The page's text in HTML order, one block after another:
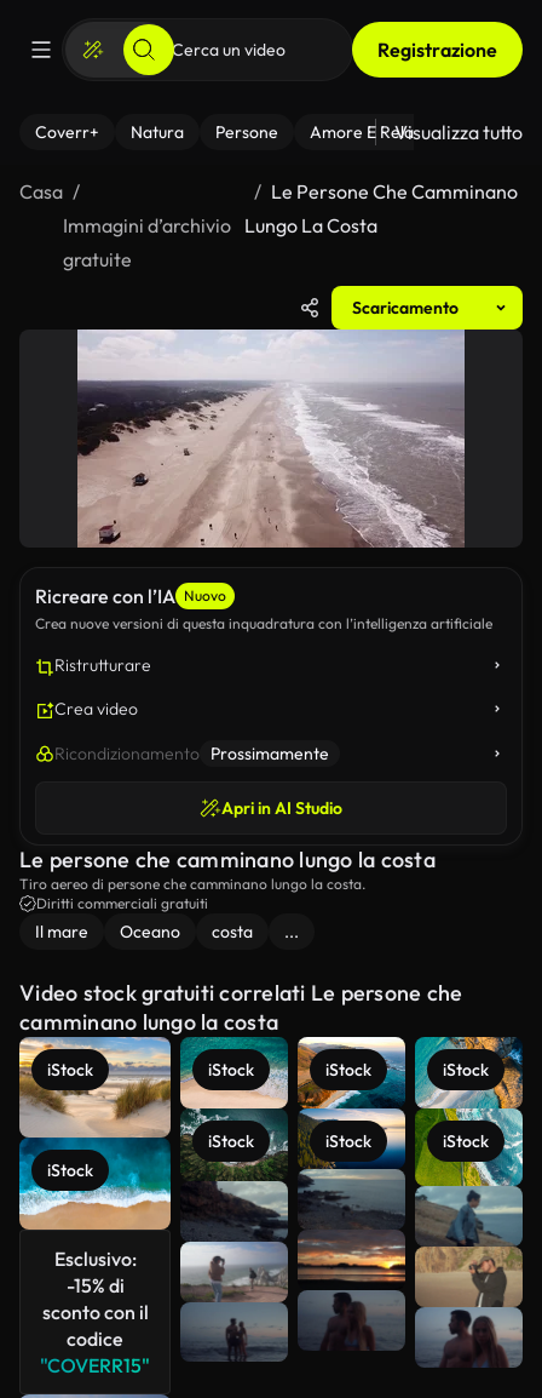
Registrazione
Coverr+ Natura Persone Amore E Relazioni Il
Visualizza tutto
Casa
Immagini d’archivio
gratuite
Le Persone Che Camminano
Lungo La Costa
Scaricamento
Ricreare con l’IA Nuovo
Crea nuove versioni di questa inquadratura con l’intelligenza artificiale
Ristrutturare
Crea video
Ricondizionamento Prossimamente
Apri in AI Studio
Le persone che camminano lungo la costa
Tiro aereo di persone che camminano lungo la costa.
Diritti commerciali gratuiti
Il mare Oceano costa ...
Video stock gratuiti correlati Le persone che
camminano lungo la costa
iStock
iStock
Esclusivo:
-15% di
sconto con il
codice
"COVERR15"
iStock
iStock
iStock
iStock
iStock
iStock
Scopri di
più